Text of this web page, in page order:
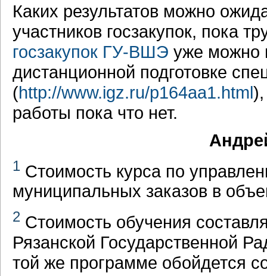
Каких результатов можно
участников госзакупок, пока
госзакупок ГУ-ВШЭ уже можно
дистанционной подготовке
(http://www.igz.ru/p164aa1.html
работы пока что нет.
1 Стоимость курса по
муниципальных заказов в
2 Стоимость обучения
Рязанской Государственной
той же программе обойдется